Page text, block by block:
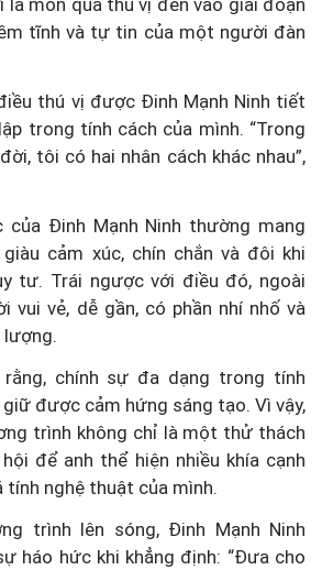
món quà thú vị đến vào giai đoạn
tĩnh và tự tin của một người đàn
thú vị được Đinh Mạnh Ninh tiết
trong tính cách của mình. “Trong
tôi có hai nhân cách khác nhau”,
của Đinh Mạnh Ninh thường mang
cảm xúc, chín chắn và đôi khi
tư. Trái ngược với điều đó, ngoài
vui vẻ, dễ gần, có phần nhí nhố và
lượng.
chính sự đa dạng trong tính
giữ được cảm hứng sáng tạo. Vì vậy,
trình không chỉ là một thử thách
để anh thể hiện nhiều khía cạnh
tính nghệ thuật của mình.
trình lên sóng, Đinh Mạnh Ninh
háo hức khi khẳng định: “Đưa cho